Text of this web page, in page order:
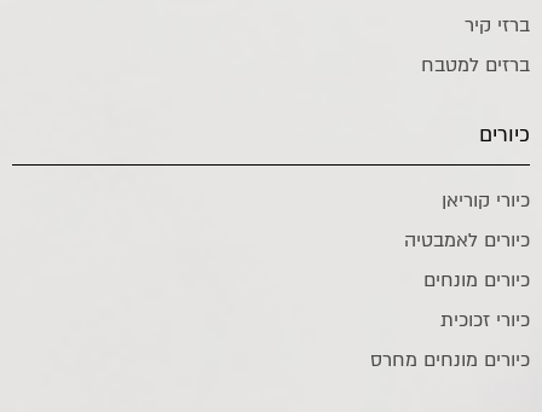
ברזי קיר
ברזים למטבח
כיורים
כיורי קוריאן
כיורים לאמבטיה
כיורים מונחים
כיורי זכוכית
כיורים מונחים מחרס